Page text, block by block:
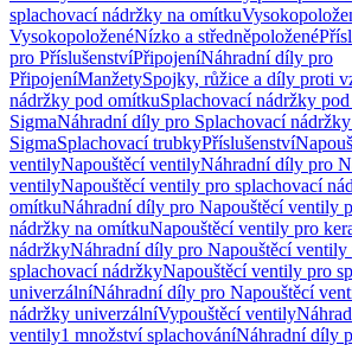
splachovací nádržky na omítku
VysokopoloženéNízko a středněpoložené
pro PříslušenstvíPřipojeníNáhradní díly pro
PřipojeníManžetySpojky, růžice a díly proti
nádržky pod omítkuSplachovací nádržky
SigmaNáhradní díly pro Splachovací
SigmaSplachovací trubkyPříslušenství
ventilyNapouštěcí ventilyNáhradní díly pro
ventilyNapouštěcí ventily pro splachovací
omítkuNáhradní díly pro Napouštěcí ventily
nádržky na omítkuNapouštěcí ventily pro
nádržkyNáhradní díly pro Napouštěcí ventily
splachovací nádržkyNapouštěcí ventily pro
univerzálníNáhradní díly pro Napouštěcí
nádržky univerzálníVypouštěcí ventily
ventily1 množství splachováníNáhradní díly